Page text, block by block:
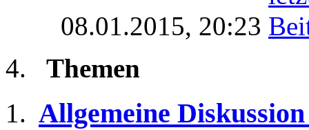
08.01.2015, 20:23
Themen
Allgemeine